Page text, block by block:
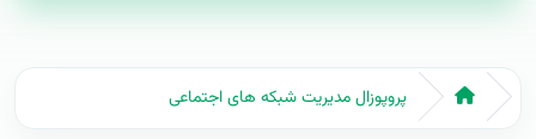
پروپوزال مدیریت شبکه های اجتماعی